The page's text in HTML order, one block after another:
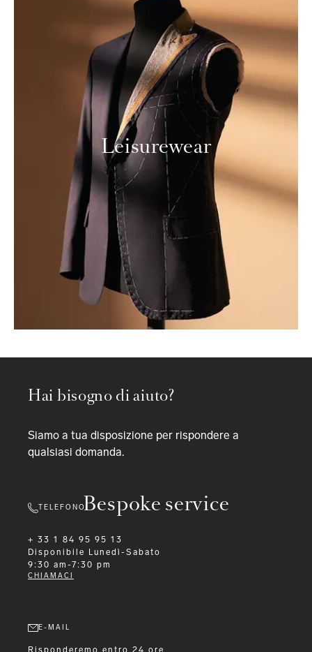
Leisurewear
Bespoke service
Hai bisogno di aiuto?
Siamo a tua disposizione per rispondere a
qualsiasi domanda.
TELEFONO
+ 33 1 84 95 95 13
Disponibile
Lunedì-Sabato
9:30 am-7:30 pm
CHIAMACI
E-MAIL
Risponderemo entro 24 ore